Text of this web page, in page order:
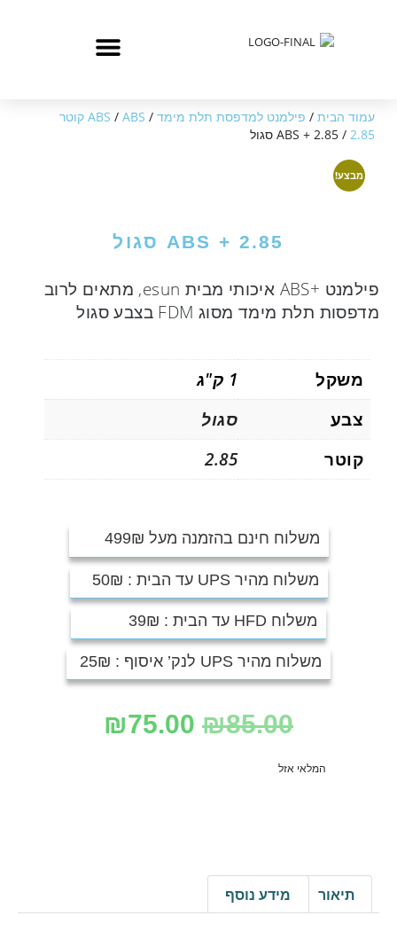
עמוד הבית / פילמנט למדפסת תלת מימד /
ABS /
ABS קוטר
2.85 / ABS + 2.85 סגול
מבצע!
ABS + 2.85 סגול
פילמנט +ABS איכותי מבית esun, מתאים לרוב
מדפסות תלת מימד מסוג FDM בצבע סגול
משקל
1 ק"ג
צבע
סגול
קוטר
2.85
משלוח חינם בהזמנה מעל 499₪
משלוח מהיר UPS עד הבית : 50₪
משלוח HFD עד הבית : 39₪
משלוח מהיר UPS לנק’ איסוף : 25₪
₪85.00
₪75.00
המלאי אזל
תיאור מידע נוסף